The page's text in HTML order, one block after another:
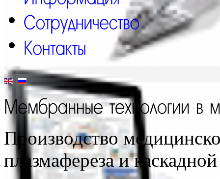
Производство
плазмафереза и